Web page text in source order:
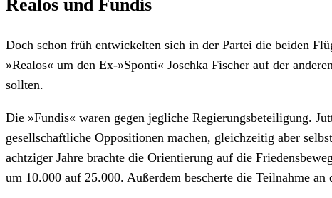
Realos und Fundis
Doch schon früh entwickelten sich in der Partei die beiden
»Realos« um den Ex-»Sponti« Joschka Fischer auf der
sollten.
Die »Fundis« waren gegen jegliche Regierungsbeteiligung.
gesellschaftliche Oppositionen machen, gleichzeitig aber
achtziger Jahre brachte die Orientierung auf die
um 10.000 auf 25.000. Außerdem bescherte die Teilnahme